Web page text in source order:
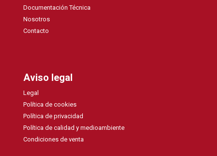
Documentación Técnica
Nosotros
Contacto
Aviso legal
Legal
Política de cookies
Política de privacidad
Política de calidad y medioambiente
Condiciones de venta